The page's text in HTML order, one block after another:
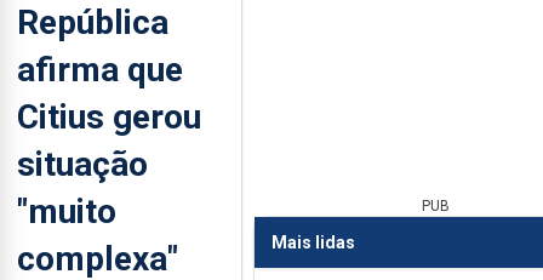
República
afirma que
Citius gerou
situação
"muito
complexa"
PUB
Mais lidas